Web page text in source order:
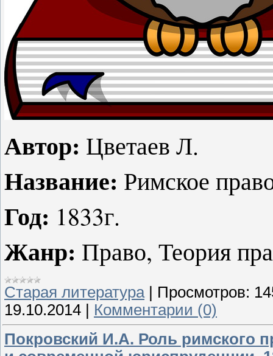
Автор: Цветаев Л.
Название: Римское
Год: 1833г.
Жанр: Право, Теория
Старая литература| Просмотров:
19.10.2014
Комментарии (0)
Покровский И.А. Роль римского